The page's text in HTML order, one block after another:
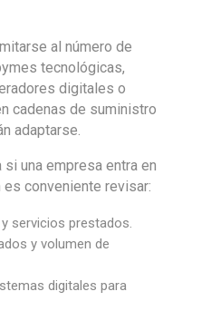
al número de
tecnológicas,
digitales o
cadenas de suministro
adaptarse.
una empresa entra en
conveniente revisar:
servicios prestados.
y volumen de
digitales para